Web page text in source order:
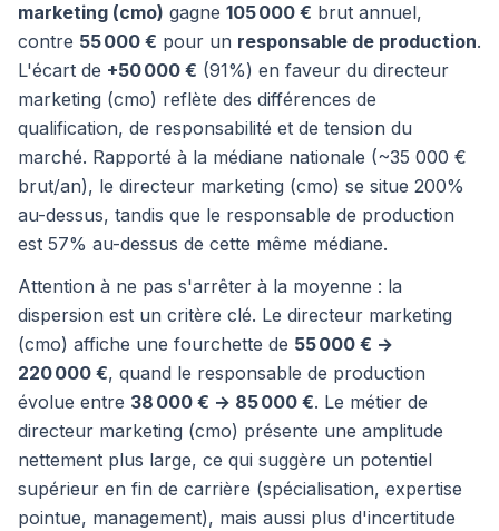
marketing (cmo) gagne 105 000 € brut annuel,
contre 55 000 € pour un responsable de production.
L'écart de +50 000 € (91%) en faveur du directeur
marketing (cmo) reflète des différences de
qualification, de responsabilité et de tension du
marché. Rapporté à la médiane nationale (~35 000 €
brut/an), le directeur marketing (cmo) se situe 200%
au-dessus, tandis que le responsable de production
est 57% au-dessus de cette même médiane.
Attention à ne pas s'arrêter à la moyenne : la
dispersion est un critère clé. Le directeur marketing
(cmo) affiche une fourchette de 55 000 € →
220 000 €, quand le responsable de production
évolue entre 38 000 € → 85 000 €. Le métier de
directeur marketing (cmo) présente une amplitude
nettement plus large, ce qui suggère un potentiel
supérieur en fin de carrière (spécialisation, expertise
pointue, management), mais aussi plus d'incertitude